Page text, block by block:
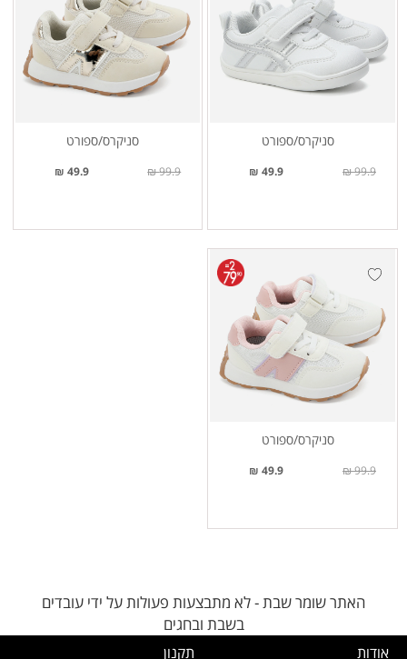
סניקרס/ספורט
49.9 ₪ 99.9 ₪
סניקרס/ספורט
49.9 ₪ 99.9 ₪
סניקרס/ספורט
49.9 ₪ 99.9 ₪
האתר שומר שבת - לא מתבצעות פעולות על ידי עובדים
בשבת ובחגים
אודות תקנון